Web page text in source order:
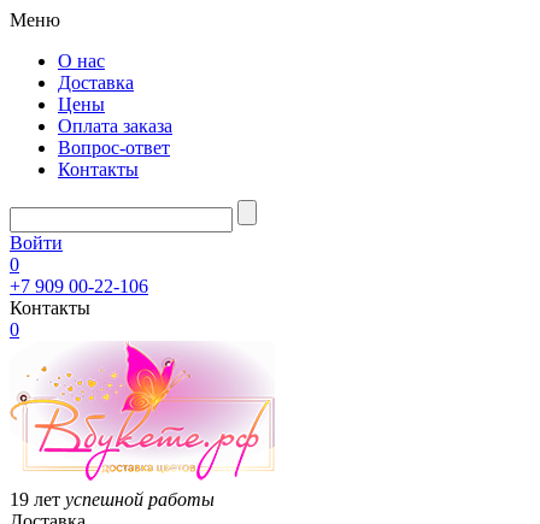
Меню
О нас
Доставка
Цены
Оплата заказа
Вопрос-ответ
Контакты
Войти
0
+7 909 00-22-106
Контакты
0
19 лет успешной работы